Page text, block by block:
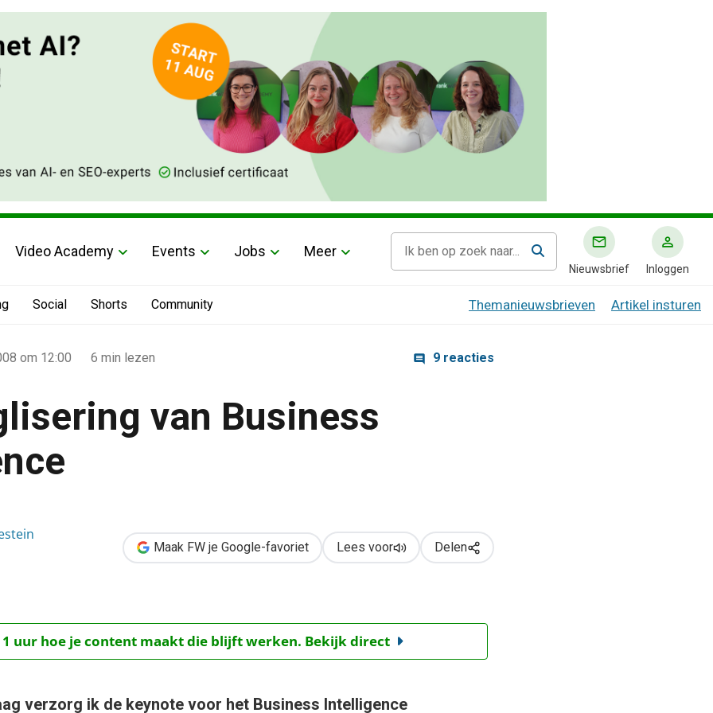
Video Academy Events Jobs Meer
Nieuwsbrief Inloggen
Social Shorts Community Themanieuwsbrieven Artikel insturen
om 12:00 6 min lezen 9 reacties
van Business
Maak FW je Google-favoriet Lees voor Delen
1 uur hoe je content maakt die blijft werken. Bekijk direct
verzorg ik de keynote voor het Business Intelligence